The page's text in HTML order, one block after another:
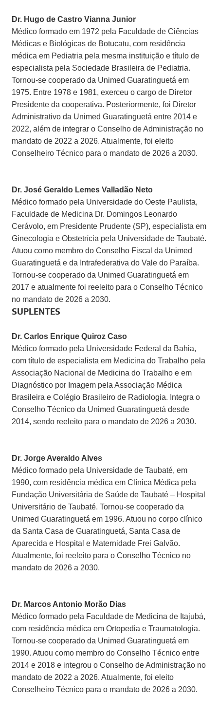
Dr. Hugo de Castro Vianna Junior
Médico formado em 1972 pela Faculdade de Ciências
Médicas e Biológicas de Botucatu, com residência
médica em Pediatria pela mesma instituição e título de
especialista pela Sociedade Brasileira de Pediatria.
Tornou-se cooperado da Unimed Guaratinguetá em
1975. Entre 1978 e 1981, exerceu o cargo de Diretor
Presidente da cooperativa. Posteriormente, foi Diretor
Administrativo da Unimed Guaratinguetá entre 2014 e
2022, além de integrar o Conselho de Administração no
mandato de 2022 a 2026. Atualmente, foi eleito
Conselheiro Técnico para o mandato de 2026 a 2030.
Dr. José Geraldo Lemes Valladão Neto
Médico formado pela Universidade do Oeste Paulista,
Faculdade de Medicina Dr. Domingos Leonardo
Cerávolo, em Presidente Prudente (SP), especialista em
Ginecologia e Obstetrícia pela Universidade de Taubaté.
Atuou como membro do Conselho Fiscal da Unimed
Guaratinguetá e da Intrafederativa do Vale do Paraíba.
Tornou-se cooperado da Unimed Guaratinguetá em
2017 e atualmente foi reeleito para o Conselho Técnico
no mandato de 2026 a 2030.
SUPLENTES
Dr. Carlos Enrique Quiroz Caso
Médico formado pela Universidade Federal da Bahia,
com título de especialista em Medicina do Trabalho pela
Associação Nacional de Medicina do Trabalho e em
Diagnóstico por Imagem pela Associação Médica
Brasileira e Colégio Brasileiro de Radiologia. Integra o
Conselho Técnico da Unimed Guaratinguetá desde
2014, sendo reeleito para o mandato de 2026 a 2030.
Dr. Jorge Averaldo Alves
Médico formado pela Universidade de Taubaté, em
1990, com residência médica em Clínica Médica pela
Fundação Universitária de Saúde de Taubaté – Hospital
Universitário de Taubaté. Tornou-se cooperado da
Unimed Guaratinguetá em 1996. Atuou no corpo clínico
da Santa Casa de Guaratinguetá, Santa Casa de
Aparecida e Hospital e Maternidade Frei Galvão.
Atualmente, foi reeleito para o Conselho Técnico no
mandato de 2026 a 2030.
Dr. Marcos Antonio Morão Dias
Médico formado pela Faculdade de Medicina de Itajubá,
com residência médica em Ortopedia e Traumatologia.
Tornou-se cooperado da Unimed Guaratinguetá em
1990. Atuou como membro do Conselho Técnico entre
2014 e 2018 e integrou o Conselho de Administração no
mandato de 2022 a 2026. Atualmente, foi eleito
Conselheiro Técnico para o mandato de 2026 a 2030.